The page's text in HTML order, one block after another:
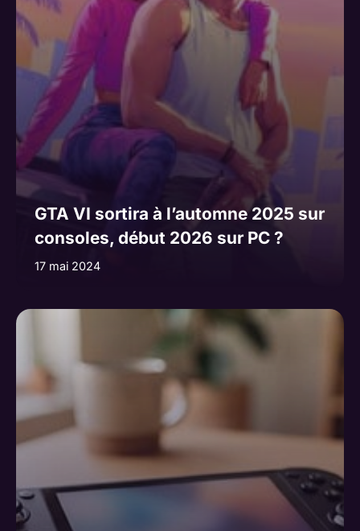
GTA VI sortira à l’automne 2025 sur
consoles, début 2026 sur PC ?
17 mai 2024